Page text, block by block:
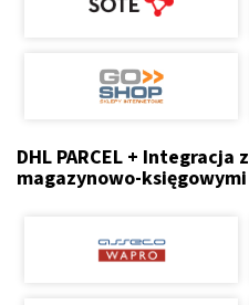
DHL PARCEL + Integracja
magazynowo-księgowymi